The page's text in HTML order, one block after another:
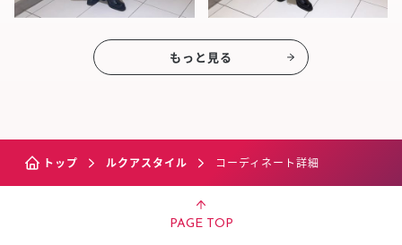
もっと見る
トップ ルクアスタイル コーディネート詳細
PAGE TOP